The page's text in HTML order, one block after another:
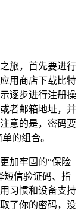
旅，首先要进行
用商店下载比特
逐步进行注册操
者邮箱地址，并
意的是，密码要
的组合。
加牢固的“保险
短信验证码、指
习惯和设备支持
了你的密码，没